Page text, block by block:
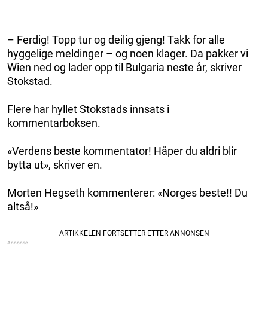
– Ferdig! Topp tur og deilig gjeng! Takk for alle
hyggelige meldinger – og noen klager. Da pakker vi
Wien ned og lader opp til Bulgaria neste år, skriver
Stokstad.
Flere har hyllet Stokstads innsats i
kommentarboksen.
«Verdens beste kommentator! Håper du aldri blir
bytta ut», skriver en.
Morten Hegseth kommenterer: «Norges beste!! Du
altså!»